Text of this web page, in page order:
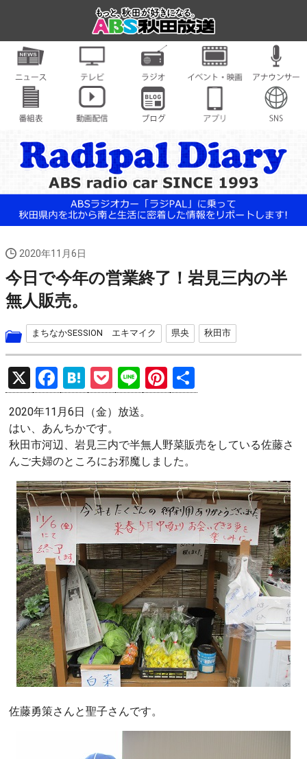
2020年11月6日
今日で今年の営業終了！岩見三内の半
無人販売。
まちなかSESSION エキマイク 県央 秋田市
X
F
a
ce
b
o
o
k
H
at
e
n
a
P
o
ck
et
Li
n
e
Pi
nt
es
t
有
2020年11月6日（金）放送。
はい、あんちかです。
秋田市河辺、岩見三内で半無人野菜販売をしている佐藤さ
んご夫婦のところにお邪魔しました。
佐藤勇策さんと聖子さんです。